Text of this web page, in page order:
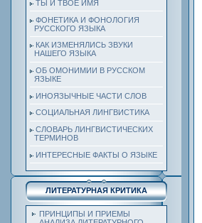
ТЫ И ТВОЕ ИМЯ
ФОНЕТИКА И ФОНОЛОГИЯ
РУССКОГО ЯЗЫКА
КАК ИЗМЕНЯЛИСЬ ЗВУКИ
НАШЕГО ЯЗЫКА
ОБ ОМОНИМИИ В РУССКОМ
ЯЗЫКЕ
ИНОЯЗЫЧНЫЕ ЧАСТИ СЛОВ
СОЦИАЛЬНАЯ ЛИНГВИСТИКА
СЛОВАРЬ ЛИНГВИСТИЧЕСКИХ
ТЕРМИНОВ
ИНТЕРЕСНЫЕ ФАКТЫ О ЯЗЫКЕ
ЛИТЕРАТУРНАЯ КРИТИКА
ПРИНЦИПЫ И ПРИЕМЫ